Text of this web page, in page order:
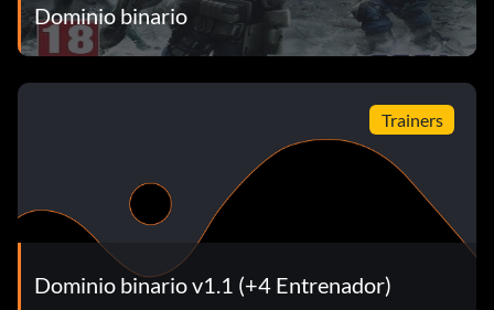
Dominio binario
Trainers
Dominio binario v1.1 (+4 Entrenador)